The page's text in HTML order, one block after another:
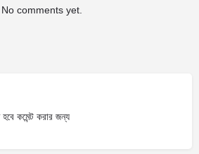
No comments yet.
কমেন্ট করার জন্য